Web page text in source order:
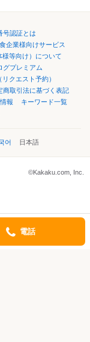
号認証とは
企業様向けサービス
様等向け）について
グプレミアム
クエスト予約）
商取引法に基づく表記
報
キーワード一覧
어 日本語
©Kakaku.com, Inc.
電話